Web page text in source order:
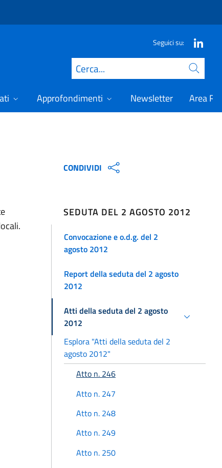
Seguici su:
Cerca
Approfondimenti Newsletter Area
CONDIVIDI
SEDUTA DEL 2 AGOSTO 2012
Convocazione e o.d.g. del 2
agosto 2012
Report della seduta del 2 agosto
2012
Atti della seduta del 2 agosto
2012
Esplora "Atti della seduta del 2
agosto 2012"
Atto n. 246
Atto n. 247
Atto n. 248
Atto n. 249
Atto n. 250